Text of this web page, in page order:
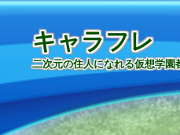
キャラフレ
二次元の住人になれる仮想学園